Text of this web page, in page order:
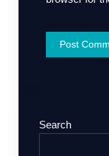
Search